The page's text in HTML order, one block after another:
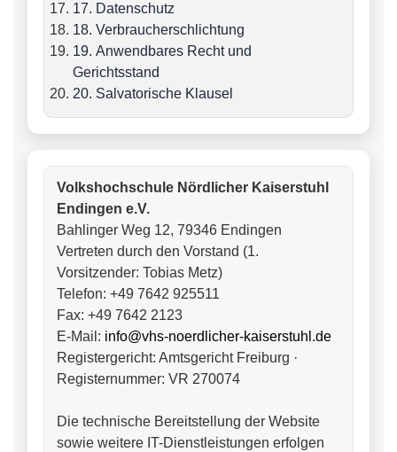
17. Datenschutz
18. Verbraucherschlichtung
19. Anwendbares Recht und
Gerichtsstand
20. Salvatorische Klausel
Volkshochschule Nördlicher Kaiserstuhl
Endingen e.V.
Bahlinger Weg 12, 79346 Endingen
Vertreten durch den Vorstand (1.
Vorsitzender: Tobias Metz)
Telefon: +49 7642 925511
Fax: +49 7642 2123
E-Mail: info@vhs-noerdlicher-kaiserstuhl.de
Registergericht: Amtsgericht Freiburg ·
Registernummer: VR 270074
Die technische Bereitstellung der Website
sowie weitere IT-Dienstleistungen erfolgen